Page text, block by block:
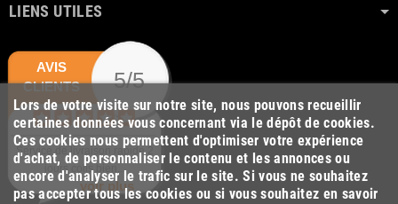
LIENS UTILES
Lors de votre visite sur notre site, nous pouvons recueillir
certaines données vous concernant via le dépôt de cookies.
Ces cookies nous permettent d'optimiser votre expérience
d'achat, de personnaliser le contenu et les annonces ou
encore d'analyser le trafic sur le site. Si vous ne souhaitez
pas accepter tous les cookies ou si vous souhaitez en savoir
AVIS
CLIENTS
5/5
Service de livraison rapide 2
jours colis bien...
voir plus